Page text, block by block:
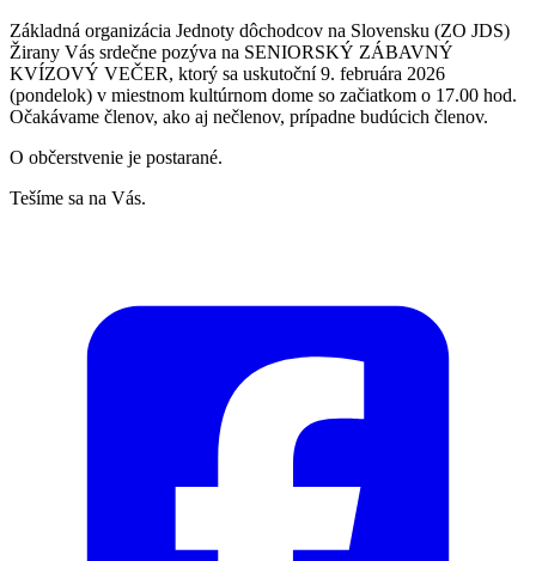
Základná organizácia Jednoty dôchodcov na Slovensku (ZO JDS)
Žirany Vás srdečne pozýva na SENIORSKÝ ZÁBAVNÝ
KVÍZOVÝ VEČER, ktorý sa uskutoční 9. februára 2026
(pondelok) v miestnom kultúrnom dome so začiatkom o 17.00 hod.
Očakávame členov, ako aj nečlenov, prípadne budúcich členov.
O občerstvenie je postarané.
Tešíme sa na Vás.